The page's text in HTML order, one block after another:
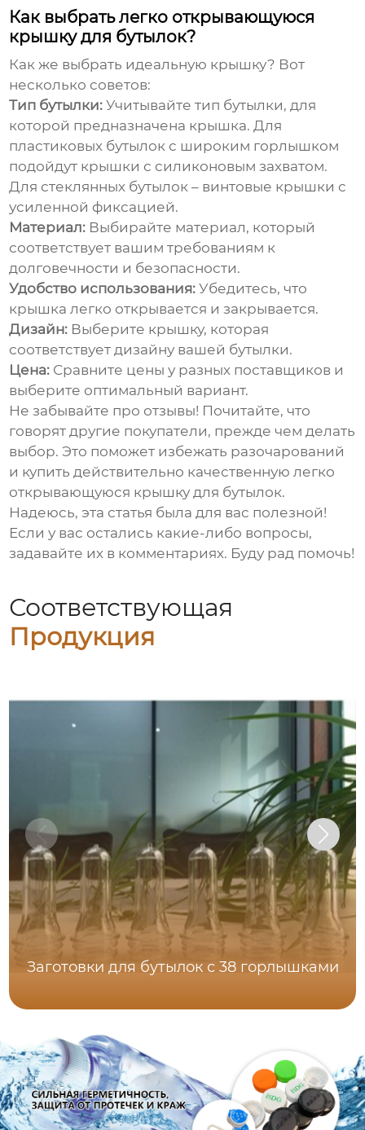
Как выбрать легко открывающуюся
крышку для бутылок?
Как же выбрать идеальную крышку? Вот
несколько советов:
Тип бутылки: Учитывайте тип бутылки, для
которой предназначена крышка. Для
пластиковых бутылок с широким горлышком
подойдут крышки с силиконовым захватом.
Для стеклянных бутылок – винтовые крышки с
усиленной фиксацией.
Материал: Выбирайте материал, который
соответствует вашим требованиям к
долговечности и безопасности.
Удобство использования: Убедитесь, что
крышка легко открывается и закрывается.
Дизайн: Выберите крышку, которая
соответствует дизайну вашей бутылки.
Цена: Сравните цены у разных поставщиков и
выберите оптимальный вариант.
Не забывайте про отзывы! Почитайте, что
говорят другие покупатели, прежде чем делать
выбор. Это поможет избежать разочарований
и купить действительно качественнуюлегко
открывающуюся крышку для бутылок.
Надеюсь, эта статья была для вас полезной!
Если у вас остались какие-либо вопросы,
задавайте их в комментариях. Буду рад помочь!
Соответствующая
Продукция
Заготовки для бутылок с 38 горлышками